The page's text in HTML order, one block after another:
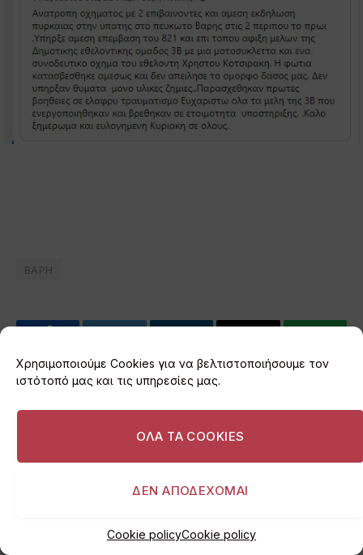
Χρησιμοποιούμε Cookies για να βελτιστοποιήσουμε τον
ιστότοπό μας και τις υπηρεσίες μας.
ΟΛΑ ΤΑ COOKIES
ΔΕΝ ΑΠΟΔΕΧΟΜΑΙ
Cookie policyCookie policy
ΒΑΡΗ
έφτασε ο καπνός: Οι εικόνες
Αστεροσκοπείου για τα
Κυριακή 8 Αυγούστου στη